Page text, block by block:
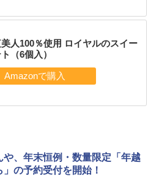
人100％使用 ロイヤルのスイー
（6個入）
や、年末恒例・数量限定「年越
」の予約受付を開始！